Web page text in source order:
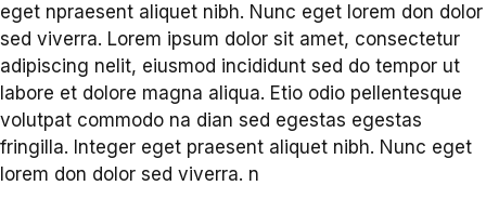
eget npraesent aliquet nibh. Nunc eget lorem don dolor
sed viverra. Lorem ipsum dolor sit amet, consectetur
adipiscing nelit, eiusmod incididunt sed do tempor ut
labore et dolore magna aliqua. Etio odio pellentesque
volutpat commodo na dian sed egestas egestas
fringilla. Integer eget praesent aliquet nibh. Nunc eget
lorem don dolor sed viverra. n